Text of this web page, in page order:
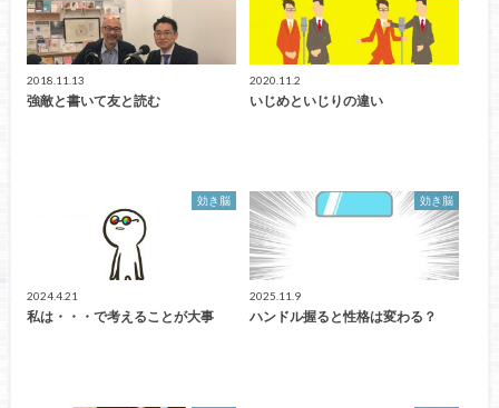
2018.11.13
強敵と書いて友と読む
2020.11.2
いじめといじりの違い
効き脳
2024.4.21
私は・・・で考えることが大事
効き脳
2025.11.9
ハンドル握ると性格は変わる？